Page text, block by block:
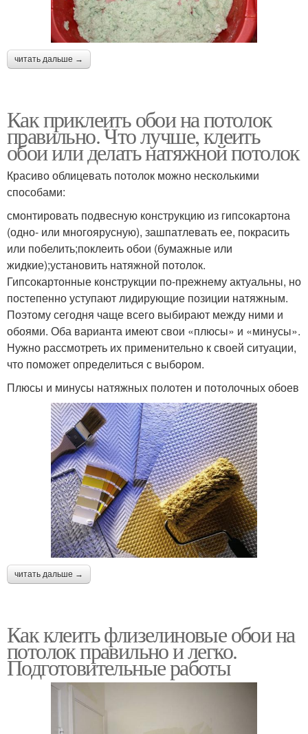
читать дальше →
Как приклеить обои на потолок
правильно. Что лучше, клеить
обои или делать натяжной потолок
Красиво облицевать потолок можно несколькими
способами:
смонтировать подвесную конструкцию из гипсокартона
(одно- или многоярусную), зашпатлевать ее, покрасить
или побелить;поклеить обои (бумажные или
жидкие);установить натяжной потолок.
Гипсокартонные конструкции по-прежнему актуальны, но
постепенно уступают лидирующие позиции натяжным.
Поэтому сегодня чаще всего выбирают между ними и
обоями. Оба варианта имеют свои «плюсы» и «минусы».
Нужно рассмотреть их применительно к своей ситуации,
что поможет определиться с выбором.
Плюсы и минусы натяжных полотен и потолочных обоев
читать дальше →
Как клеить флизелиновые обои на
потолок правильно и легко.
Подготовительные работы